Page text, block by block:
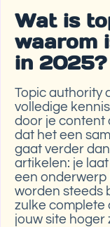
Wat is
waarom
in 2025?
Topic authority
volledige
door je content
dat het een
gaat verder
artikelen: je
een onderwerp
worden steeds
zulke complete
jouw site hoger